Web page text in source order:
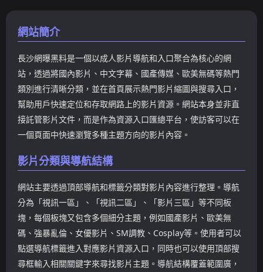
用者可以依照事件、人物或
主題進行深入瀏覽。網站內
件合集與時間線呈現方式，
適合進行長時間閱讀與資訊
整理。整體而言，吃瓜百科
屬於典型的內容型吃瓜網
站，更偏向資訊閱讀，而非
單純刷最新內容。如果你希
望獲取更有系統性的黑料資
訊，這類網站更具價值。
量，另一方面透過成人資源
擴展使用場景。頁面採用圖
片+標題形式呈現，強調點擊
率與視覺吸引力。如果使用
者同時需要吃瓜資訊與成人
資源入口，該網站可以提供
一站式瀏覽體驗。
網站簡介
長沙網曝黑料是一個以成人影片導航和入口聚合為核心的網
站，透過將國內影片、中文字幕、國產傳媒、歐美無碼等熱門
類別進行清晰分類，並在首頁展示熱門影片縮圖與搜尋入口，
幫助用戶快速定位和存取網路上的影片資源。網站本身並非直
接託管影片文件，而是作為資源入口匯總平台，使訪客可以在
一個頁面中快速瀏覽多種主題方向的影片內容。
影片分類與導航結構
網站主要透過頂部導航和標籤分類對影片內容進行整理。導航
分為「視訊一區」、「視訊二區」、「影片三區」等不同板
塊，每個板塊又包含多個細分主題，例如國產影片、歐美無
碼、強暴亂倫、女優影片、SM調教、Cosplay等。使用者可以
點選導航標籤進入對應影片資源入口，同時也可以使用頂部搜
尋框輸入相關關鍵字來尋找影片主題。導航結構覆蓋範圍廣，